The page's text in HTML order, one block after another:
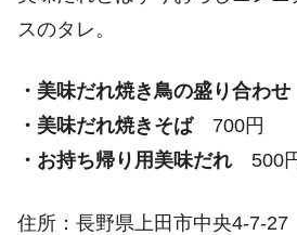
スのタレ。
・美味だれ焼き鳥の盛り合わせ
・美味だれ焼きそば700円
・お持ち帰り用美味だれ 500
住所：長野県上田市中央4-7-27